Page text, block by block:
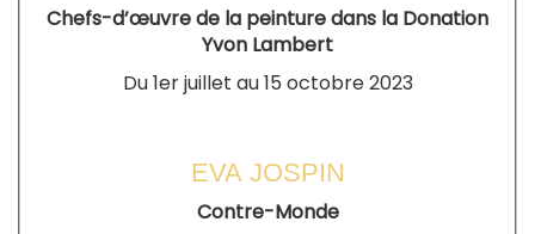
Chefs-d’œuvre de la peinture dans la Donation
Yvon Lambert
Du 1er juillet au 15 octobre 2023
EVA JOSPIN
Contre-Monde